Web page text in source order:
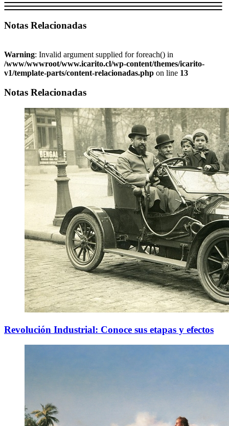
Notas Relacionadas
Warning: Invalid argument supplied for foreach() in
/www/wwwroot/www.icarito.cl/wp-content/themes/icarito-
v1/template-parts/content-relacionadas.php on line 13
Notas Relacionadas
Revolución Industrial: Conoce sus etapas y efectos